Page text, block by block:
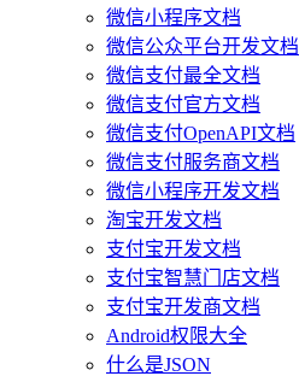
微信小程序文档
微信公众平台开发文档
微信支付最全文档
微信支付官方文档
微信支付OpenAPI文档
微信支付服务商文档
微信小程序开发文档
淘宝开发文档
支付宝开发文档
支付宝智慧门店文档
支付宝开发商文档
Android权限大全
什么是JSON